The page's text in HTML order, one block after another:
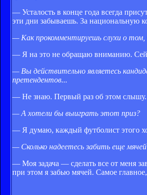
— Усталость в конце года всегда
эти дни забываешь. За национальную
— Как прокомментируешь слухи о
— Я на это не обращаю вниманию.
— Вы действительно являетесь
претендентов...
— Не знаю. Первый раз об этом слышу.
— А хотели бы выиграть этот приз?
— Я думаю, каждый футболист этого
— Сколько надеетесь забить еще
— Моя задача — сделать все от меня
при этом я забью мячей. Самое